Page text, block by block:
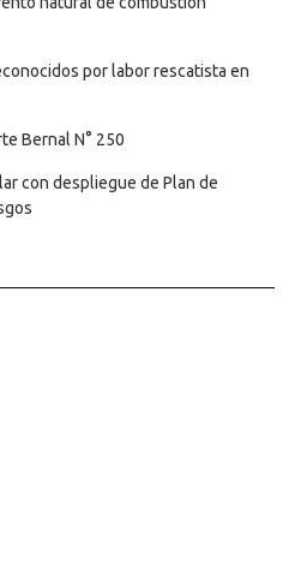
por labor rescatista en
Bernal N° 250
con despliegue de Plan de